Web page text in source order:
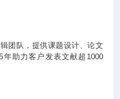
团队，提供课题设计、论文
助力客户发表文献超1000